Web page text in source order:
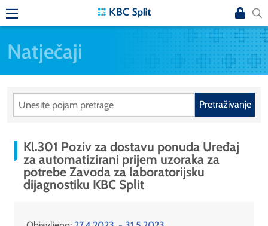
Natječaji
Pretraživanje
Kl.301 Poziv za dostavu ponuda Uređaj
za automatizirani prijem uzoraka za
potrebe Zavoda za laboratorijsku
dijagnostiku KBC Split